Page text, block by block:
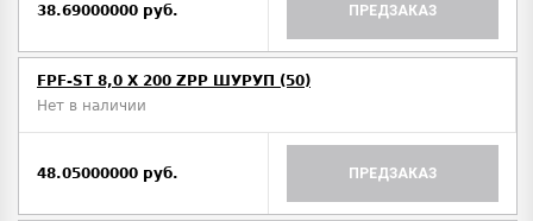
38.69000000 руб. ПРЕДЗАКАЗ
FPF-ST 8,0 X 200 ZPP ШУРУП (50)
Нет в наличии
48.05000000 руб. ПРЕДЗАКАЗ